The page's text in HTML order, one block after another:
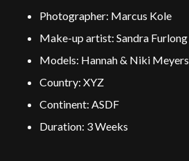
Photographer: Marcus Kole
Make-up artist: Sandra Furlong
Models: Hannah & Niki Meyers
Country: XYZ
Continent: ASDF
Duration: 3 Weeks